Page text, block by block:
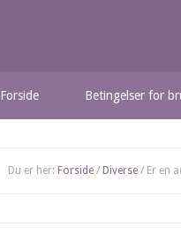
Forside Betingelser for
Du er her: Forside / Diverse / Er en